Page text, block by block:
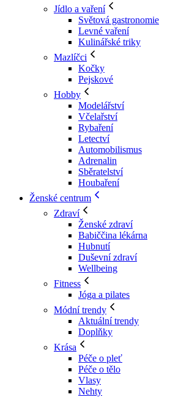
Jídlo a vaření
Světová gastronomie
Levné vaření
Kulinářské triky
Mazlíčci
Kočky
Pejskové
Hobby
Modelářství
Včelařství
Rybaření
Letectví
Automobilismus
Adrenalin
Sběratelství
Houbaření
Ženské centrum
Zdraví
Ženské zdraví
Babiččina lékárna
Hubnutí
Duševní zdraví
Wellbeing
Fitness
Jóga a pilates
Módní trendy
Aktuální trendy
Doplňky
Krása
Péče o pleť
Péče o tělo
Vlasy
Nehty